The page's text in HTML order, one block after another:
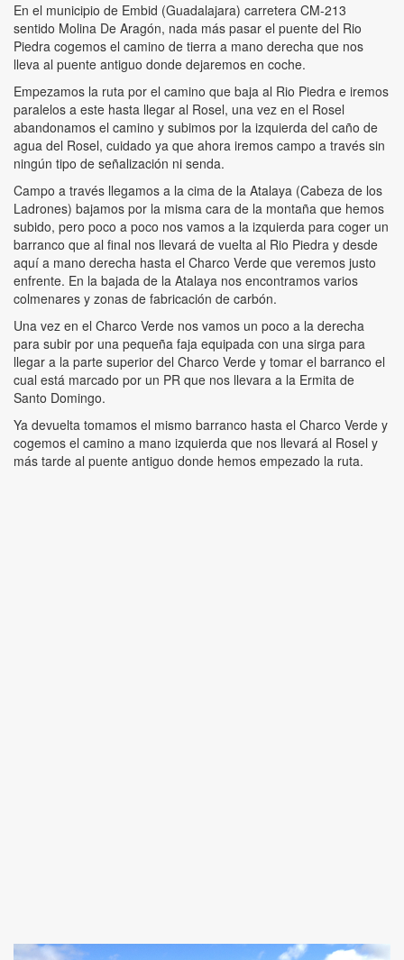
En el municipio de Embid (Guadalajara) carretera CM-213
sentido Molina De Aragón, nada más pasar el puente del Rio
Piedra cogemos el camino de tierra a mano derecha que nos
lleva al puente antiguo donde dejaremos en coche.
Empezamos la ruta por el camino que baja al Rio Piedra e iremos
paralelos a este hasta llegar al Rosel, una vez en el Rosel
abandonamos el camino y subimos por la izquierda del caño de
agua del Rosel, cuidado ya que ahora iremos campo a través sin
ningún tipo de señalización ni senda.
Campo a través llegamos a la cima de la Atalaya (Cabeza de los
Ladrones) bajamos por la misma cara de la montaña que hemos
subido, pero poco a poco nos vamos a la izquierda para coger un
barranco que al final nos llevará de vuelta al Rio Piedra y desde
aquí a mano derecha hasta el Charco Verde que veremos justo
enfrente. En la bajada de la Atalaya nos encontramos varios
colmenares y zonas de fabricación de carbón.
Una vez en el Charco Verde nos vamos un poco a la derecha
para subir por una pequeña faja equipada con una sirga para
llegar a la parte superior del Charco Verde y tomar el barranco el
cual está marcado por un PR que nos llevara a la Ermita de
Santo Domingo.
Ya devuelta tomamos el mismo barranco hasta el Charco Verde y
cogemos el camino a mano izquierda que nos llevará al Rosel y
más tarde al puente antiguo donde hemos empezado la ruta.